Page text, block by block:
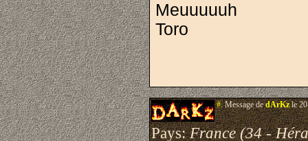
Meuuuuuh
Toro
#.Message dedArKzle
Pays:France (34 -